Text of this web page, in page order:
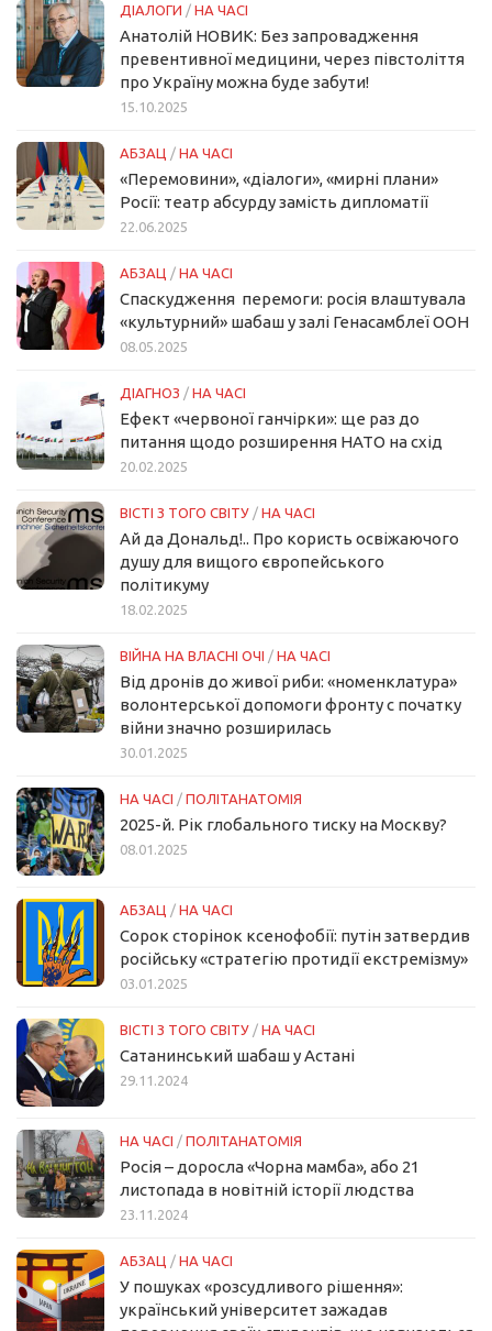
ДІАЛОГИ / НА ЧАСІ
Анатолій НОВИК: Без запровадження
превентивної медицини, через півстоліття
про Україну можна буде забути!
15.10.2025
АБЗАЦ / НА ЧАСІ
«Перемовини», «діалоги», «мирні плани»
Росії: театр абсурду замість дипломатії
22.06.2025
АБЗАЦ / НА ЧАСІ
Спаскудження перемоги: росія влаштувала
«культурний» шабаш у залі Генасамблеї ООН
08.05.2025
ДІАГНОЗ / НА ЧАСІ
Ефект «червоної ганчірки»: ще раз до
питання щодо розширення НАТО на схід
20.02.2025
ВІСТІ З ТОГО СВІТУ / НА ЧАСІ
Ай да Дональд!.. Про користь освіжаючого
душу для вищого європейського
політикуму
18.02.2025
ВІЙНА НА ВЛАСНІ ОЧІ / НА ЧАСІ
Від дронів до живої риби: «номенклатура»
волонтерської допомоги фронту с початку
війни значно розширилась
30.01.2025
НА ЧАСІ / ПОЛІТАНАТОМІЯ
2025-й. Рік глобального тиску на Москву?
08.01.2025
АБЗАЦ / НА ЧАСІ
Сорок сторінок ксенофобії: путін затвердив
російську «стратегію протидії екстремізму»
03.01.2025
ВІСТІ З ТОГО СВІТУ / НА ЧАСІ
Сатанинський шабаш у Астані
29.11.2024
НА ЧАСІ / ПОЛІТАНАТОМІЯ
Росія – доросла «Чорна мамба», або 21
листопада в новітній історії людства
23.11.2024
АБЗАЦ / НА ЧАСІ
У пошуках «розсудливого рішення»:
український університет зажадав